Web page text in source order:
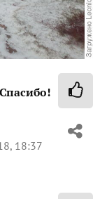
Спасибо!
18:37